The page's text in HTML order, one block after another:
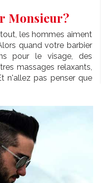
Monsieur?
les hommes aiment
quand votre barbier
pour le visage, des
massages relaxants,
n'allez pas penser que